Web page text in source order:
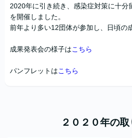
2020年に引き続き、感染症対策に十分
を開催しました。
前年より多い12団体が参加し、日頃の
成果発表会の様子はこちら
パンフレットはこちら
２０２０年の